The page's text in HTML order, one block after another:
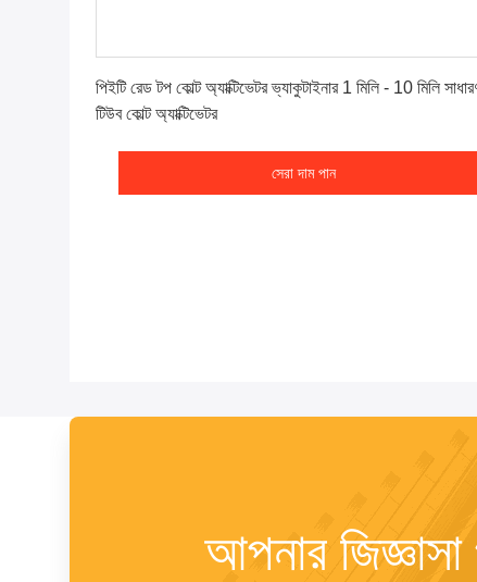
পিইটি রেড টপ কোল্ট অ্যাক্টিভেটর ভ্যাকুটাইনার 1 মিলি - 10 মিলি
টিউব কোল্ট অ্যাক্টিভেটর
সেরা দাম পান
আপনার জিজ্ঞাসা